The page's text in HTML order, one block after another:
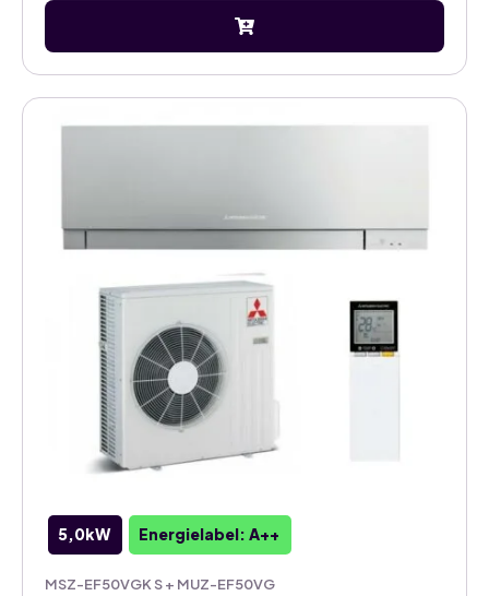
5,0kW Energielabel: A++
MSZ-EF50VGK S + MUZ-EF50VG